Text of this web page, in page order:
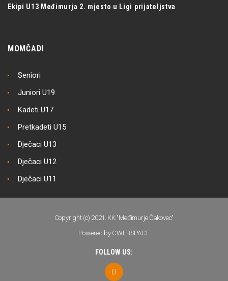
Ekipi U13 Međimurja 2. mjesto u Ligi prijateljstva
MOMČADI
Seniori
Juniori U19
Kadeti U17
Pretkadeti U15
Dječaci U13
Dječaci U12
Dječaci U11
Copyright (c) 2021. KK "Međimurje Čakovec"
Powered by CWEBSPACE
FOLLOW US: